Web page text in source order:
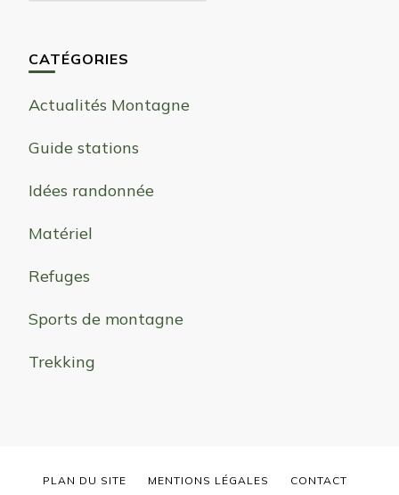
CATÉGORIES
Actualités Montagne
Guide stations
Idées randonnée
Matériel
Refuges
Sports de montagne
Trekking
PLAN DU SITE MENTIONS LÉGALES CONTACT